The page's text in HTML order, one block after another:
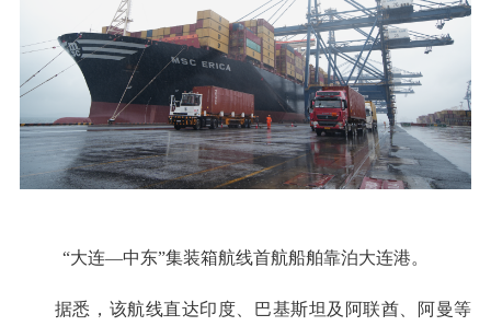
“大连—中东”集装箱航线首航船舶靠泊大连港。
据悉，该航线直达印度、巴基斯坦及阿联酋、阿曼等